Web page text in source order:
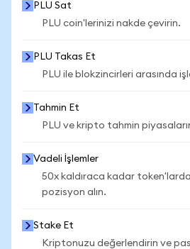
PLU Sat
PLU coin'lerinizi nakde çevirin.
PLU Takas Et
PLU ile blokzincirleri arasında
Tahmin Et
PLU ve kripto tahmin
Vadeli İşlemler
50x kaldıraca kadar
pozisyon alın.
Stake Et
Kriptonuzu değerlendirin ve